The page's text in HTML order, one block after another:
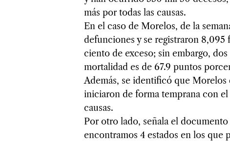
más por todas las causas.
En el caso de Morelos, de la
defunciones y se registraron
ciento de exceso; sin embargo,
mortalidad es de 67.9 puntos
Además, se identificó que Morelos
iniciaron de forma temprana con
causas.
Por otro lado, señala el
encontramos 4 estados en los que